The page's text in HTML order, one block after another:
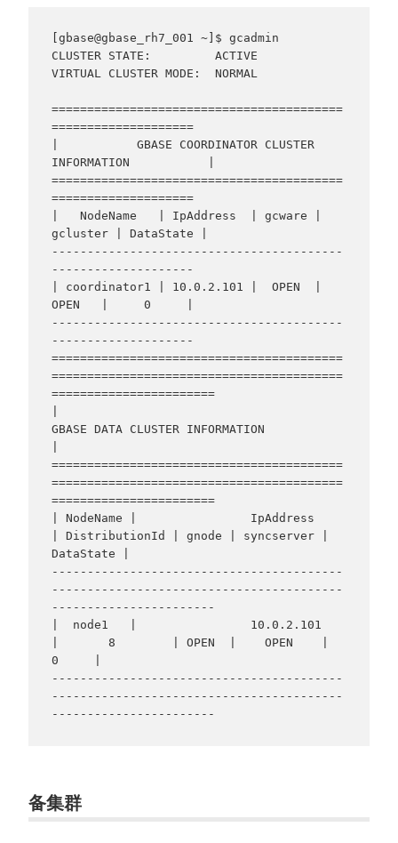
[gbase@gbase_rh7_001 ~]$ gcadmin
CLUSTER STATE:         ACTIVE
VIRTUAL CLUSTER MODE:  NORMAL
=========================================
====================
|           GBASE COORDINATOR CLUSTER
INFORMATION           |
=========================================
====================
|   NodeName   | IpAddress  | gcware |
gcluster | DataState |
-----------------------------------------
--------------------
| coordinator1 | 10.0.2.101 |  OPEN  |
OPEN   |     0     |
-----------------------------------------
--------------------
=========================================
=========================================
=======================
GBASE DATA CLUSTER INFORMATION
=========================================
=========================================
=======================
| NodeName |                IpAddress
| DistributionId | gnode | syncserver |
DataState |
-----------------------------------------
-----------------------------------------
-----------------------
|  node1   |                10.0.2.101
|       8        | OPEN  |    OPEN    |
0     |
-----------------------------------------
-----------------------------------------
-----------------------
备集群